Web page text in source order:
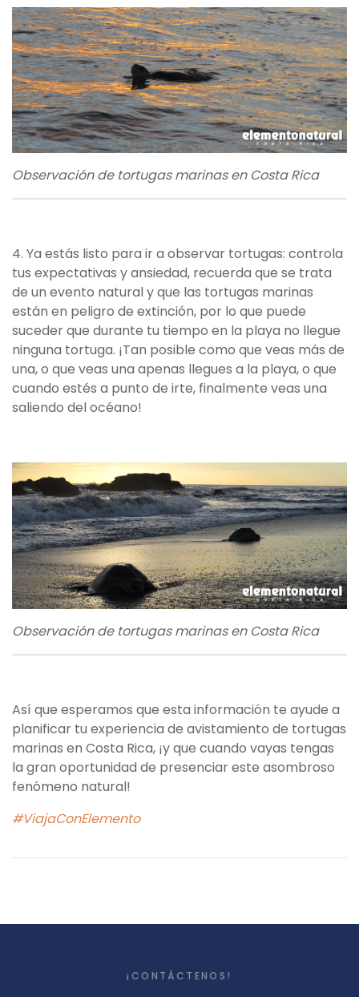
Observación de tortugas marinas en Costa Rica
4. Ya estás listo para ir a observar tortugas: controla
tus expectativas y ansiedad, recuerda que se trata
de un evento natural y que las tortugas marinas
están en peligro de extinción, por lo que puede
suceder que durante tu tiempo en la playa no llegue
ninguna tortuga. ¡Tan posible como que veas más de
una, o que veas una apenas llegues a la playa, o que
cuando estés a punto de irte, finalmente veas una
saliendo del océano!
Observación de tortugas marinas en Costa Rica
Así que esperamos que esta información te ayude a
planificar tu experiencia de avistamiento de tortugas
marinas en Costa Rica, ¡y que cuando vayas tengas
la gran oportunidad de presenciar este asombroso
fenómeno natural!
#ViajaConElemento
¡CONTÁCTENOS!